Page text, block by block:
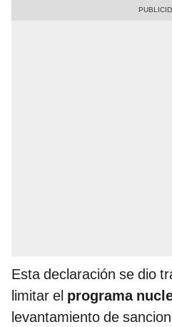
Esta declaración se dio
limitar el programa
levantamiento de